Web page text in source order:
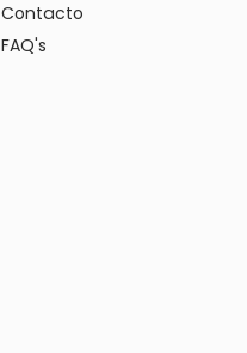
Contacto
FAQ's